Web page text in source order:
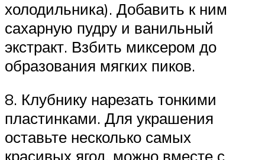
холодильника). Добавить к ним
сахарную пудру и ванильный
экстракт. Взбить миксером до
образования мягких пиков.
8. Клубнику нарезать тонкими
пластинками. Для украшения
оставьте несколько самых
красивых ягод, можно вместе с